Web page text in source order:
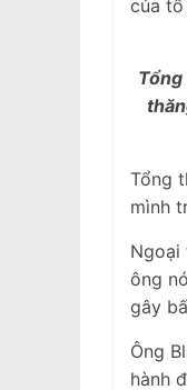
của
Tổng
mình
Ngoại
ông
gây
Ông
hành